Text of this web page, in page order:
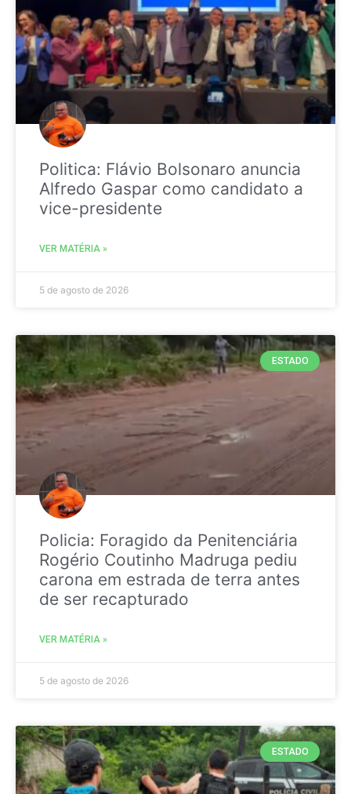
Politica: Flávio Bolsonaro anuncia
Alfredo Gaspar como candidato a
vice-presidente
VER MATÉRIA »
5 de agosto de 2026
ESTADO
Policia: Foragido da Penitenciária
Rogério Coutinho Madruga pediu
carona em estrada de terra antes
de ser recapturado
VER MATÉRIA »
5 de agosto de 2026
ESTADO